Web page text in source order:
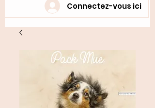
Connectez-vous ici